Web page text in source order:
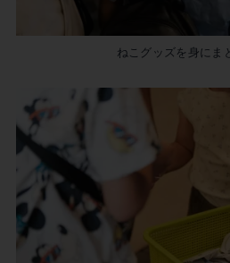
ねこグッズを身にま